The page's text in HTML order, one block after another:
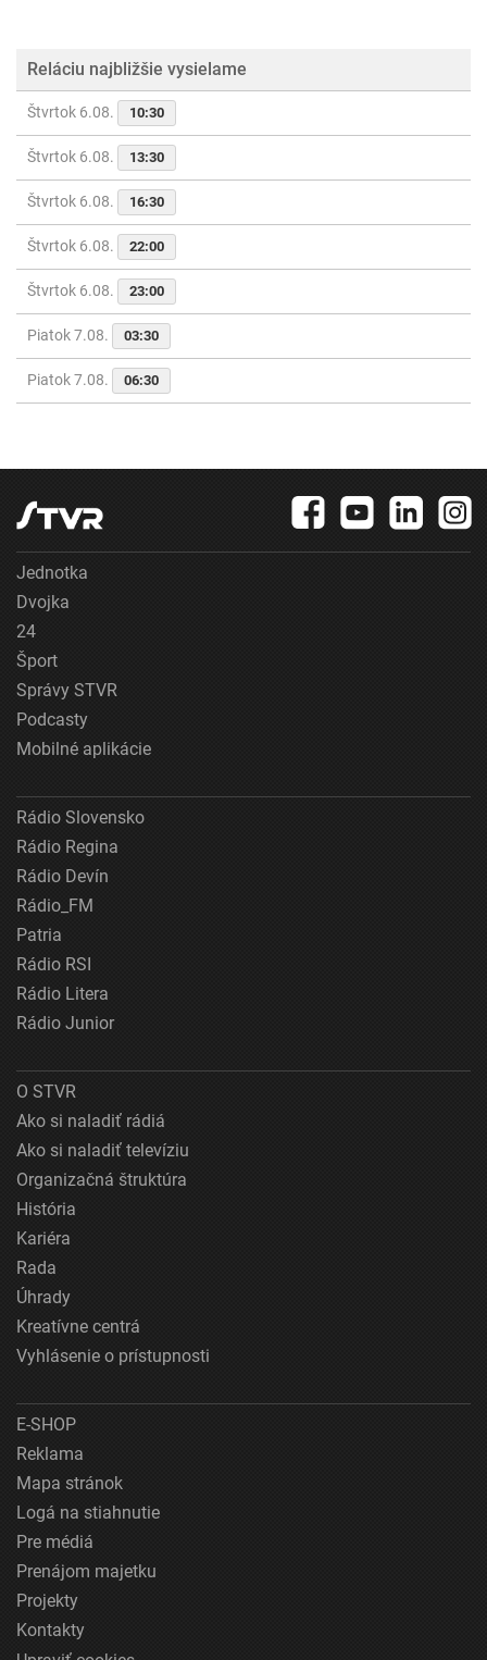
Reláciu najbližšie vysielame
Štvrtok 6.08. 10:30
Štvrtok 6.08. 13:30
Štvrtok 6.08. 16:30
Štvrtok 6.08. 22:00
Štvrtok 6.08. 23:00
Piatok 7.08. 03:30
Piatok 7.08. 06:30
Jednotka
Dvojka
24
Šport
Správy STVR
Podcasty
Mobilné aplikácie
Rádio Slovensko
Rádio Regina
Rádio Devín
Rádio_FM
Patria
Rádio RSI
Rádio Litera
Rádio Junior
O STVR
Ako si naladiť rádiá
Ako si naladiť televíziu
Organizačná štruktúra
História
Kariéra
Rada
Úhrady
Kreatívne centrá
Vyhlásenie o prístupnosti
E-SHOP
Reklama
Mapa stránok
Logá na stiahnutie
Pre médiá
Prenájom majetku
Projekty
Kontakty